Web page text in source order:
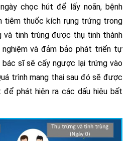
chọc hút để lấy noãn, bệnh
tiêm thuốc kích rụng trứng trong
và tinh trùng được thụ tinh thành
và đảm bảo phát triển tự
bác sĩ sẽ cấy ngược lại trứng vào
trình mang thai sau đó sẽ được
để phát hiện ra các dấu hiệu bất